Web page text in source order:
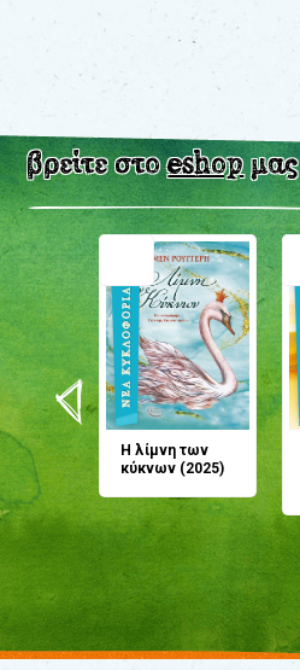
βρείτε στοeshopμας
Η λίμνη των
κύκνων (2025)